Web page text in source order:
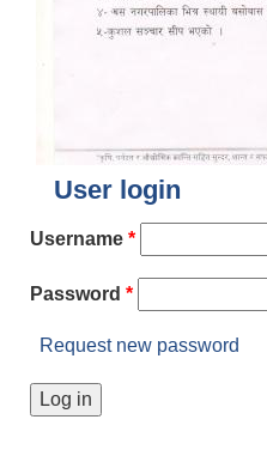
User login
Username *
Password *
Request new password